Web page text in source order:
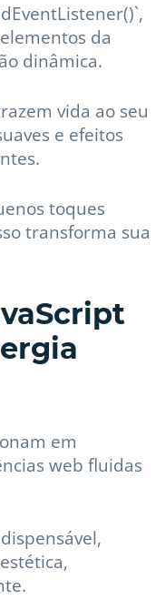
da
dinâmica.
vida ao seu
e efeitos
toques
transforma sua
em
web fluidas